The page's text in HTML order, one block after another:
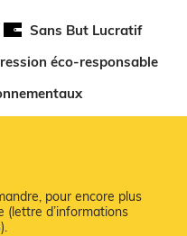
Sans But Lucratif
éco-responsable
pour encore plus
(lettre d’informations